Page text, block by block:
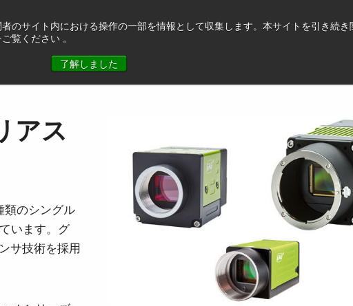
サイト内における操作の一部を情報として収集します。本サイトを引き続
覧ください 。
了解しました
アス
類のシングル
います。グ
サ技術を採用